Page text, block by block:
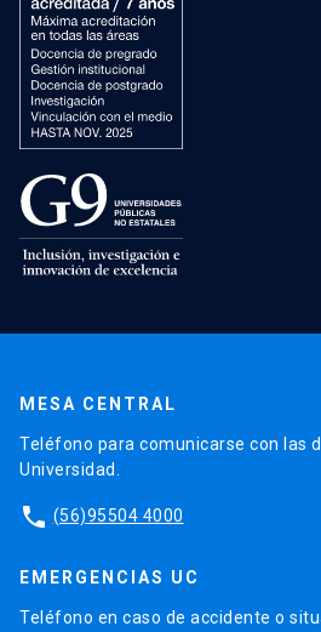
MESA CENTRAL
Teléfono para comunicarse con las
Universidad.
phone (56)95504 4000
EMERGENCIAS UC
Teléfono en caso de accidente o